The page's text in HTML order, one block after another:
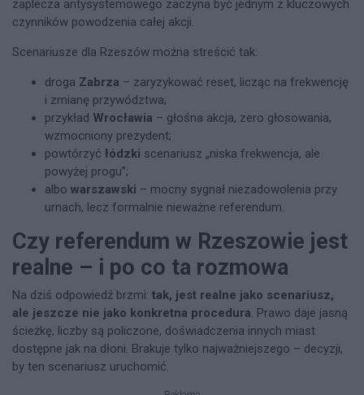
zaplecza antysystemowego zaczyna być jednym z kluczowych
czynników powodzenia całej akcji.
Scenariusze dla Rzeszów można streścić tak:
droga Zabrza – zaryzykować reset, licząc na frekwencję
i zmianę przywództwa;
przykład Wrocławia – głośna akcja, zero głosowania,
wzmocniony prezydent;
powtórzyć łódzki scenariusz „niska frekwencja, ale
powyżej progu”;
albo warszawski – mocny sygnał niezadowolenia przy
urnach, lecz formalnie nieważne referendum.
Czy referendum w Rzeszowie jest
realne – i po co ta rozmowa
Na dziś odpowiedź brzmi: tak, jest realne jako scenariusz,
ale jeszcze nie jako konkretna procedura. Prawo daje jasną
ścieżkę, liczby są policzone, doświadczenia innych miast
dostępne jak na dłoni. Brakuje tylko najważniejszego – decyzji,
by ten scenariusz uruchomić.